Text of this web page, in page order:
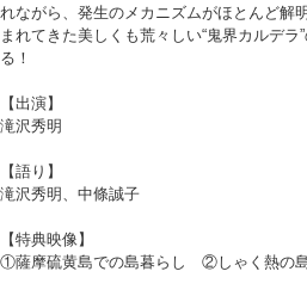
れながら、発生のメカニズムがほとんど解
まれてきた美しくも荒々しい“鬼界カルデ
る！
【出演】
滝沢秀明
【語り】
滝沢秀明、中條誠子
【特典映像】
①薩摩硫黄島での島暮らし ②しゃく熱の島